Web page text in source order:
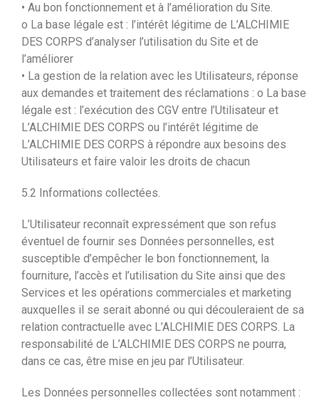
• Au bon fonctionnement et à l’amélioration du Site.
o La base légale est : l’intérêt légitime de L’ALCHIMIE
DES CORPS d’analyser l’utilisation du Site et de
l’améliorer
• La gestion de la relation avec les Utilisateurs, réponse
aux demandes et traitement des réclamations : o La base
légale est : l’exécution des CGV entre l’Utilisateur et
L’ALCHIMIE DES CORPS ou l’intérêt légitime de
L’ALCHIMIE DES CORPS à répondre aux besoins des
Utilisateurs et faire valoir les droits de chacun
5.2 Informations collectées.
L’Utilisateur reconnaît expressément que son refus
éventuel de fournir ses Données personnelles, est
susceptible d’empêcher le bon fonctionnement, la
fourniture, l’accès et l’utilisation du Site ainsi que des
Services et les opérations commerciales et marketing
auxquelles il se serait abonné ou qui découleraient de sa
relation contractuelle avec L’ALCHIMIE DES CORPS. La
responsabilité de L’ALCHIMIE DES CORPS ne pourra,
dans ce cas, être mise en jeu par l’Utilisateur.
Les Données personnelles collectées sont notamment :